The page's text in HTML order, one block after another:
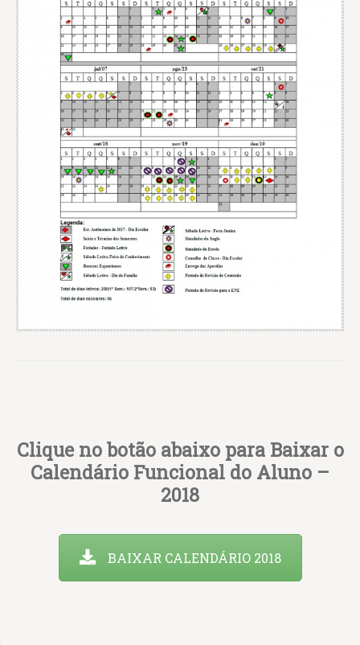
Clique no botão abaixo para Baixar o
Calendário Funcional do Aluno –
2018
BAIXAR CALENDÁRIO 2018